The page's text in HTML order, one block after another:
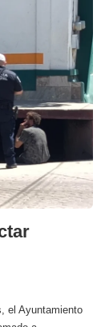
el Ayuntamiento